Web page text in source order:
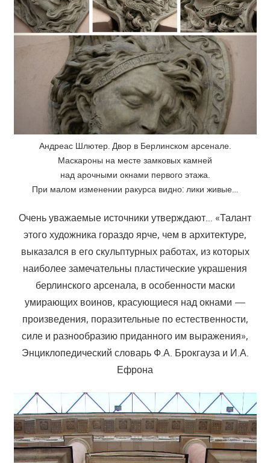
Андреас Шлютер. Двор в Берлинском арсенале.
Маскароны на месте замковых камней
над арочными окнами первого этажа.
При малом изменении ракурса видно: лики живые…
Очень уважаемые источники утверждают… «Талант
этого художника гораздо ярче, чем в архитектуре,
выказался в его скульптурных работах, из которых
наиболее замечательны пластические украшения
берлинского арсенала, в особенности маски
умирающих воинов, красующиеся над окнами —
произведения, поразительные по естественности,
силе и разнообразию приданного им выражения»,
Энциклопедический словарь Ф.А. Брокгауза и И.А.
Ефрона